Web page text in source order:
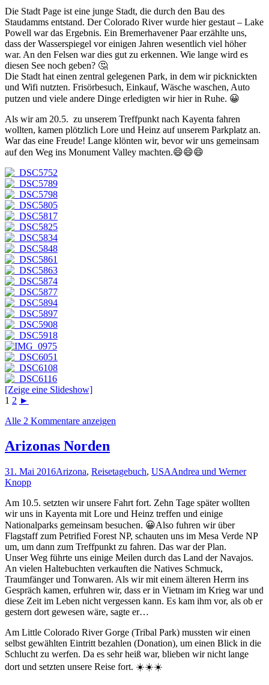
Die Stadt Page ist eine junge Stadt, die durch den Bau des
Staudamms entstand. Der Colorado River wurde hier gestaut – Lake
Powell war das Ergebnis. Ein Bremerhavener Paar erzählte uns,
dass der Wasserspiegel vor einigen Jahren wesentlich viel höher
war. An den Felsen war dies gut zu erkennen. Wie lange wird es
diesen See noch geben? 🤔
Die Stadt hat einen zentral gelegenen Park, in dem wir picknickten
und Wifi nutzten. Frisörbesuch, Einkauf, Wäsche waschen, Auto
putzen und viele andere Dinge erledigten wir hier in Ruhe. 😀
Als wir am 20.5. zu unserem Treffpunkt nach Kayenta fahren
wollten, kamen plötzlich Lore und Heinz auf unserem Parkplatz an.
War das eine Freude! Lange klönten wir, bevor wir uns gemeinsam
auf den Weg ins Monument Valley machten.😄😄😄
[Zeige eine Slideshow]
1 2 ►
Alle 2 Kommentare anzeigen
Arizonas Norden
31. Mai 2016Arizona, Reisetagebuch, USAAndrea und Werner
Knopp
Am 10.5. setzten wir unsere Fahrt fort. Zehn Tage später wollten
wir uns in Kayenta mit Lore und Heinz treffen und einige
Nationalparks gemeinsam besuchen. 😀Also fuhren wir über
Flagstaff zum Petrified Forest NP, schauten uns im Mesa Verde NP
um, um dann zum Treffpunkt zu fahren. Das war der Plan.
Unser Weg führte uns einige Meilen durch das Land der Navajos.
An vielen Haltebuchten verkauften die Natives Schmuck,
Traumfänger und Tonwaren. Als wir mit einem älteren Herrn ins
Gespräch kamen, erfuhren wir, dass er in Vietnam im Krieg war und
diese Zeit im Leben nicht vergessen kann. Es kam ihm vor, als ob er
gestern dort gewesen wäre, sagte er…
Am Little Colorado River Gorge (Tribal Park) mussten wir einen
selbst gewählten Eintritt bezahlen (Donation), um einen Blick in die
Schlucht zu werfen. Da es sehr heiß war, blieben wir nicht lange
dort und setzten unsere Reise fort. ☀️☀️☀️